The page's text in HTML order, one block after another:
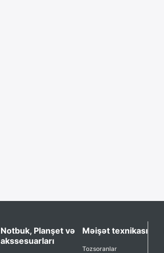
Notbuk, Planşet və
akssesuarları
Məişət texnikası
Tozsoranlar